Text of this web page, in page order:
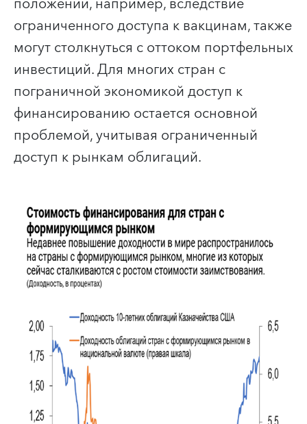
ограниченного доступа к вакцинам, также
могут столкнуться с оттоком портфельных
инвестиций. Для многих стран с
пограничной экономикой доступ к
финансированию остается основной
проблемой, учитывая ограниченный
доступ к рынкам облигаций.